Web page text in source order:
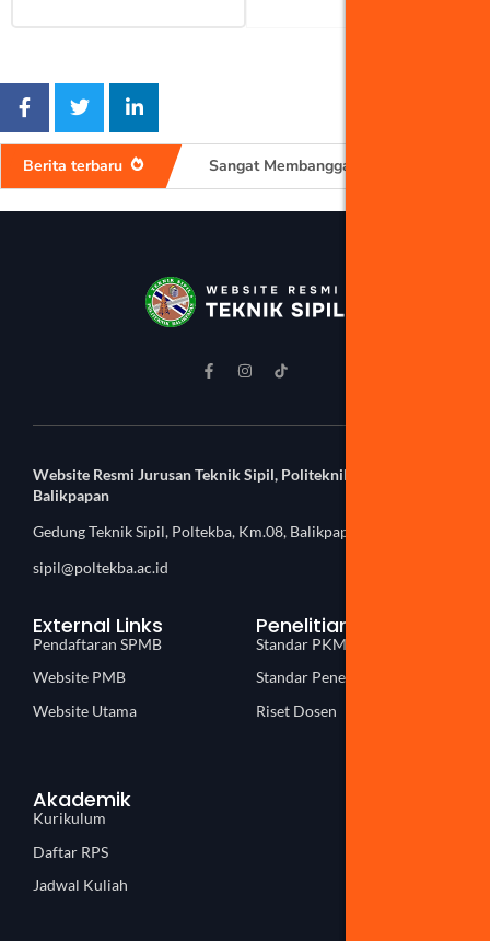
Berita terbaru Sangat Membanggakan!
Website Resmi Jurusan Teknik Sipil, Politeknik Negeri
Balikpapan
Gedung Teknik Sipil, Poltekba, Km.08, Balikpapan
sipil@poltekba.ac.id
External Links
Pendaftaran SPMB
Website PMB
Website Utama
Penelitian
Standar PKM
Standar Penelitian
Riset Dosen
Akademik
Kurikulum
Daftar RPS
Jadwal Kuliah